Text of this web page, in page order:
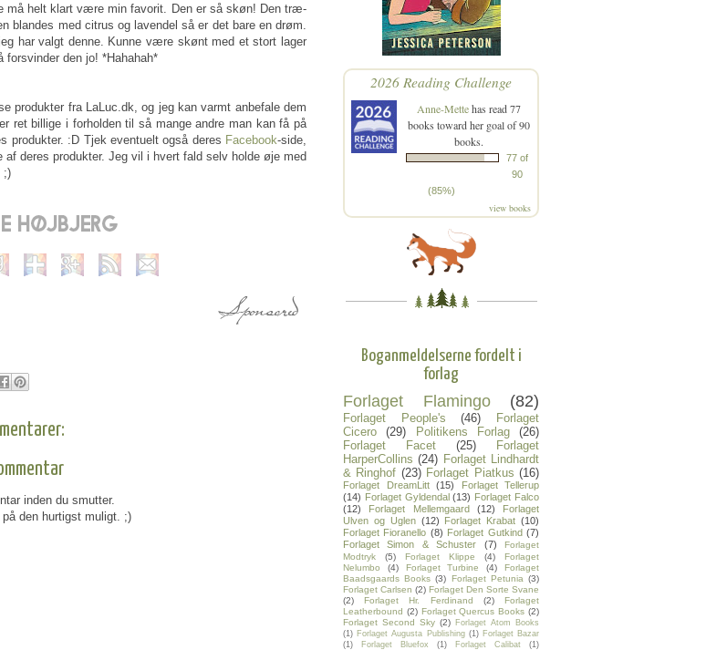
må helt klart være min favorit. Den er så skøn! Den træ-
blandes med citrus og lavendel så er det bare en drøm.
har valgt denne. Kunne være skønt med et stort lager
den jo! *Hahahah*
produkter fra LaLuc.dk, og jeg kan varmt anbefale dem
ret billige i forholden til så mange andre man kan få på
produkter. :D Tjek eventuelt også deres Facebook-side,
deres produkter. Jeg vil i hvert fald selv holde øje med
;)
inden du smutter.
den hurtigst muligt. ;)
2026 Reading Challenge
Anne-Mettehas read 77
books toward her goal of 90
books.
77 of
90
(85%)
view books
Boganmeldelserne fordelt i
forlag
Forlaget Flamingo (82)
Forlaget People's (46)
Forlaget
Cicero
(29) Politikens Forlag
(26)
Forlaget Facet
(25)
Forlaget
HarperCollins (24) Forlaget Lindhardt
& Ringhof (23) Forlaget Piatkus (16)
Forlaget DreamLitt (15)
Forlaget Tellerup
(14) Forlaget Gyldendal (13) Forlaget Falco
(12)
Forlaget Mellemgaard (12)
Forlaget
Ulven og Uglen (12) Forlaget Krabat (10)
Forlaget Fioranello (8) Forlaget Gutkind (7)
Forlaget Simon & Schuster
(7)
Forlaget
Modtryk
(5) Forlaget Klippe (4)
Forlaget
Nelumbo
(4) Forlaget Turbine (4)
Forlaget
Baadsgaards Books (3) Forlaget Petunia (3)
Forlaget Carlsen (2) Forlaget Den Sorte Svane
(2)
Forlaget Hr. Ferdinand (2)
Forlaget
Leatherbound (2) Forlaget Quercus Books (2)
Forlaget Second Sky (2) Forlaget Atom Books
(1) Forlaget Augusta Publishing (1) Forlaget Bazar
(1)
Forlaget Bluefox (1) Forlaget Calibat
(1)